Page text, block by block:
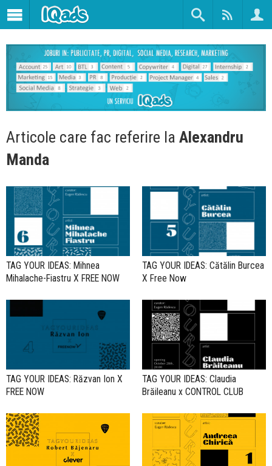
Articole care fac referire la Alexandru
Manda
TAG YOUR IDEAS: Mihnea
Mihalache-Fiastru X FREE NOW
TAG YOUR IDEAS: Cătălin Burcea
X Free Now
TAG YOUR IDEAS: Răzvan Ion X
FREE NOW
TAG YOUR IDEAS: Claudia
Brăileanu x CONTROL CLUB